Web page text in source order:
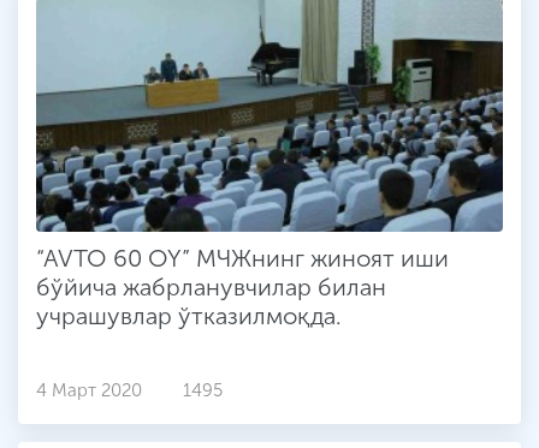
“AVTO 60 OY” МЧЖнинг жиноят иши
бўйича жабрланувчилар билан
учрашувлар ўтказилмоқда.
4 Март 2020 1495